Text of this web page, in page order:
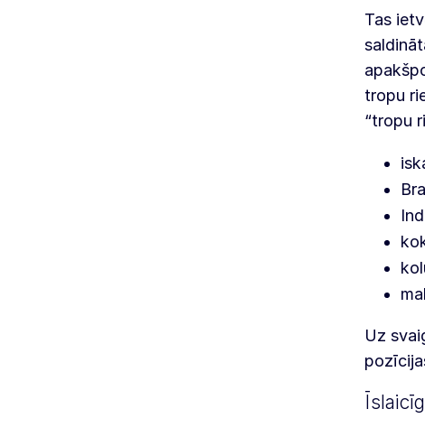
Tas
tropu
“tropu
Uz